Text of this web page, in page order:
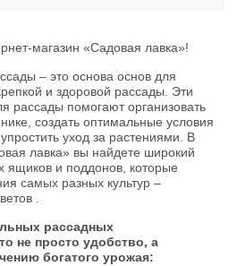
магазин «Садовая лавка»!
– это основа основ для
и здоровой рассады. Эти
рассады помогают организовать
создать оптимальные условия
уход за растениями. В
лавка» вы найдете широкий
ящиков и поддонов, которые
самых разных культур –
.
рассадных
не просто удобство, а
богатого урожая: